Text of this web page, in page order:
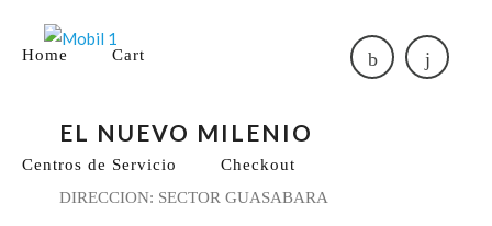
Home Cart
Centros de Servicio Checkout
EL NUEVO MILENIO
DIRECCION: SECTOR GUASABARA